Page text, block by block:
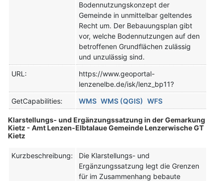
Bodennutzungskonzept der
Gemeinde in unmittelbar geltendes
Recht um. Der Bebauungsplan gibt
vor, welche Bodennutzungen auf den
betroffenen Grundflächen zulässig
und unzulässig sind.
URL:
https://www.geoportal-
lenzenelbe.de/isk/lenz_bp11?
GetCapabilities:
WMS WMS (QGIS) WFS
Klarstellungs- und Ergänzungssatzung in der Gemarkung
Kietz - Amt Lenzen-Elbtalaue Gemeinde Lenzerwische GT
Kietz
Kurzbeschreibung:
Die Klarstellungs- und
Ergänzungssatzung legt die Grenzen
für im Zusammenhang bebaute